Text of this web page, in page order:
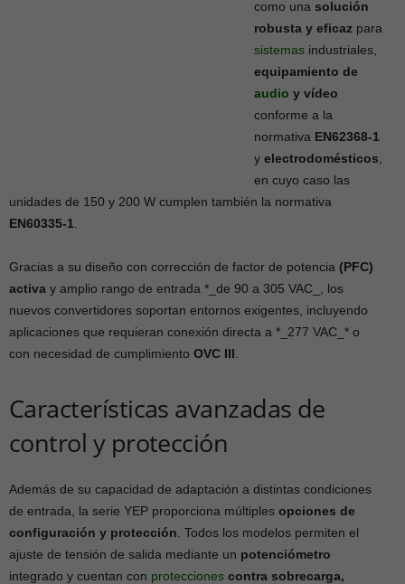
como una solución
robusta y eficaz para
sistemas industriales,
equipamiento de
audio y vídeo
conforme a la
normativa EN62368-1
y electrodomésticos
en cuyo caso las
unidades de 150 y 200 W cumplen también la normativa
EN60335-1
Gracias a su diseño con corrección de factor de potencia (PFC)
activa y amplio rango de entrada *_de 90 a 305 VAC_, los
nuevos convertidores soportan entornos exigentes, incluyendo
aplicaciones que requieran conexión directa a *_277 VAC_* o
con necesidad de cumplimiento OVC III
Características avanzadas de
control y protección
Además de su capacidad de adaptación a distintas condiciones
de entrada, la serie YEP proporciona múltiples opciones de
configuración y protección . Todos los modelos permiten el
ajuste de tensión de salida mediante un potenciómetro
integrado y cuentan con protecciones contra sobrecarga,